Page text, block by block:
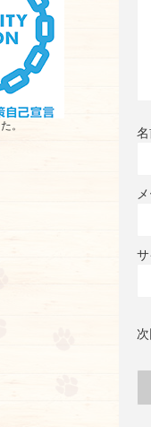
。